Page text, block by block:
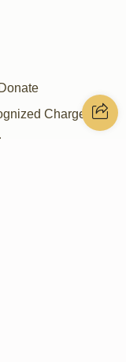
Charge